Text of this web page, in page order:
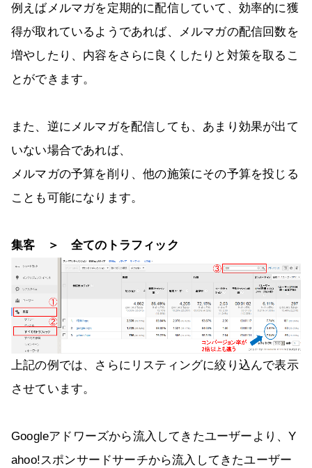
例えばメルマガを定期的に配信していて、効率的に獲
得が取れているようであれば、メルマガの配信回数を
増やしたり、内容をさらに良くしたりと対策を取るこ
とができます。
また、逆にメルマガを配信しても、あまり効果が出て
いない場合であれば、
メルマガの予算を削り、他の施策にその予算を投じる
ことも可能になります。
集客 ＞ 全てのトラフィック
上記の例では、さらにリスティングに絞り込んで表示
させています。
Googleアドワーズから流入してきたユーザーより、Y
ahoo!スポンサードサーチから流入してきたユーザー